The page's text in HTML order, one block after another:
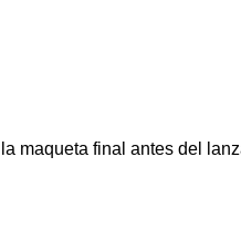
maqueta final antes del